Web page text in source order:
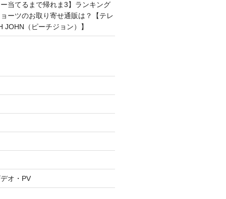
当てるまで帰れま3】ランキング
ーツのお取り寄せ通販は？【テレ
JOHN（ピーチジョン）】
オ・PV